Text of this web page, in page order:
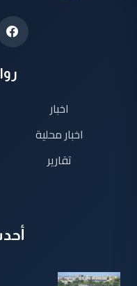
اخبار
اخبار محلية
تقارير